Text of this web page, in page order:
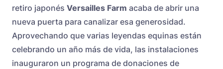
retiro japonés Versailles Farm acaba de abrir una
nueva puerta para canalizar esa generosidad.
Aprovechando que varias leyendas equinas están
celebrando un año más de vida, las instalaciones
inauguraron un programa de donaciones de